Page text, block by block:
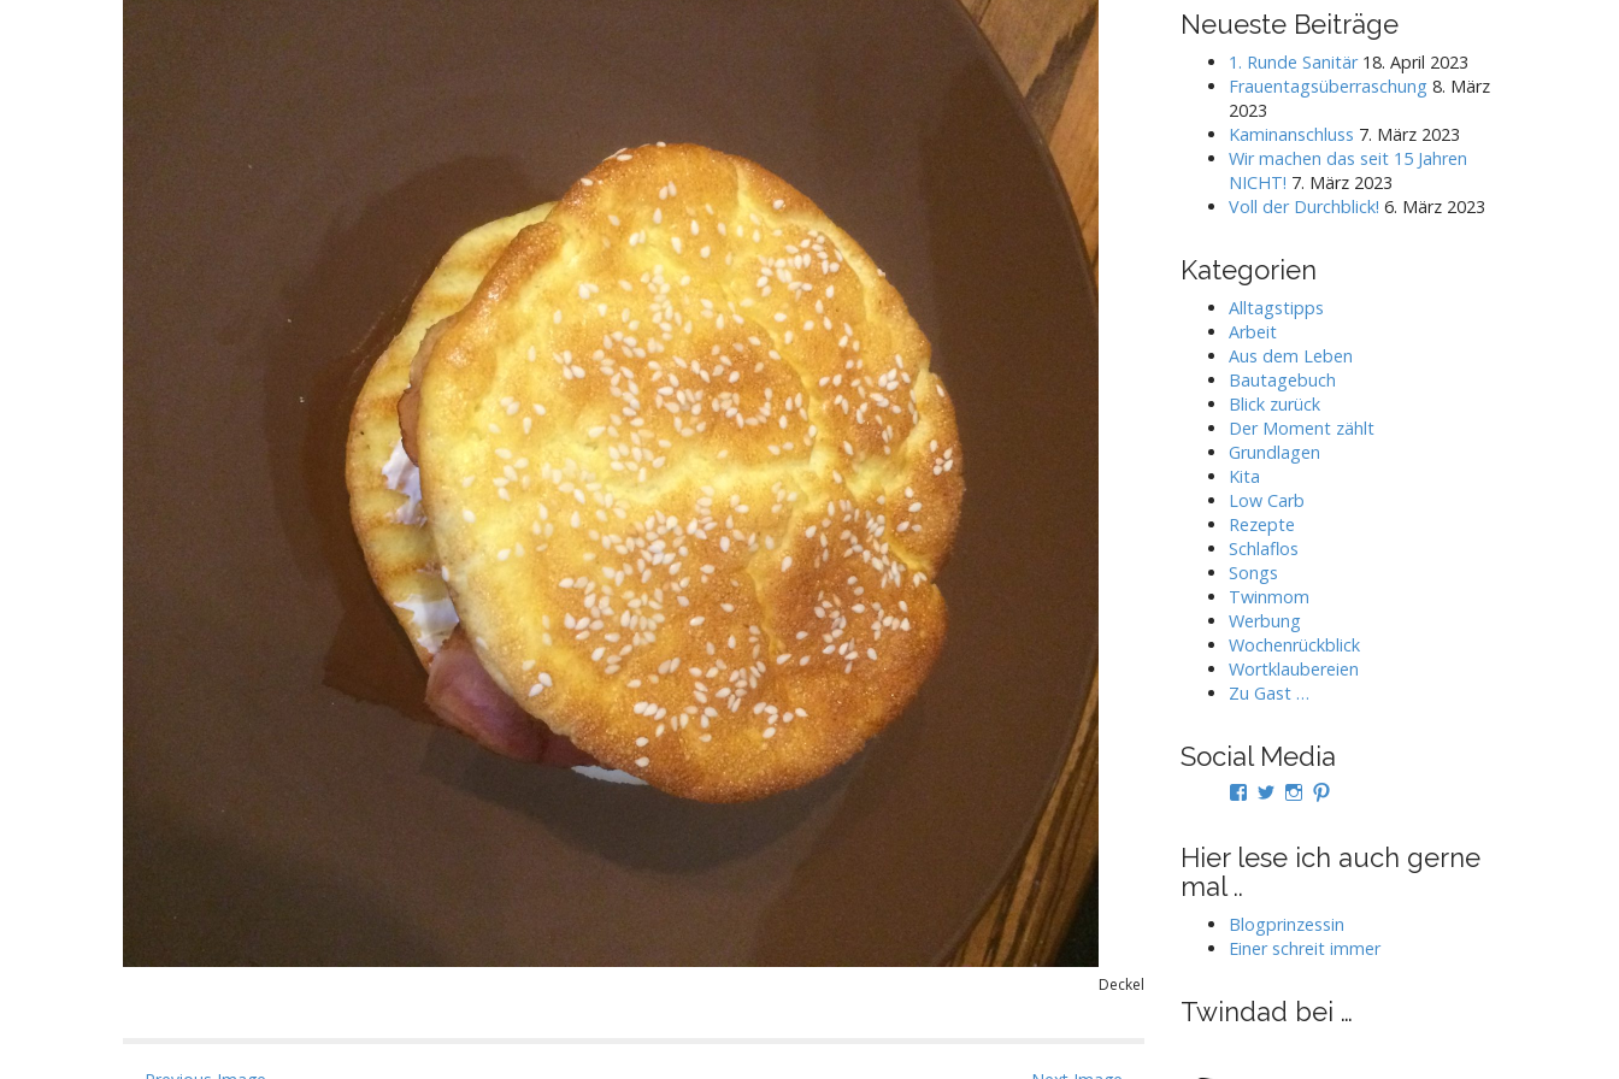
Deckel
c
Neueste Beiträge
1. Runde Sanitär 18. April 2023
Frauentagsüberraschung 8. März
2023
Kaminanschluss 7. März 2023
Wir machen das seit 15 Jahren
NICHT! 7. März 2023
Voll der Durchblick! 6. März 2023
Kategorien
Alltagstipps
Arbeit
Aus dem Leben
Bautagebuch
Blick zurück
Der Moment zählt
Grundlagen
Kita
Low Carb
Rezepte
Schlaflos
Songs
Twinmom
Werbung
Wochenrückblick
Wortklaubereien
Zu Gast …
Social Media
Profil
auf
Facebook
Profil
auf
Twitter
Profil
auf
Instagram
auf
Pinterest
Hier lese ich auch gerne
mal ..
Blogprinzessin
Einer schreit immer
Twindad bei …